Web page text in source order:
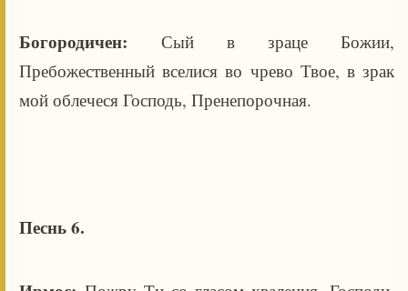
Богородичен: Сый в зраце Божии,
Пребожественный вселися во чрево Твое, в зрак
мой облечеся Господь, Пренепорочная.
Песнь 6.